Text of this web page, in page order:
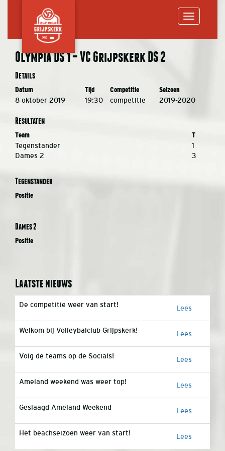
Olympia DS 1 – VC Grijpskerk DS 2
Details
Datum Tijd Competitie Seizoen
8 oktober 2019 19:30 competitie 2019-2020
Resultaten
Team T
Tegenstander
1
Dames 2
3
Tegenstander
Positie
Dames 2
Positie
Laatste nieuws
De competitie weer van start! Lees
Welkom bij Volleybalclub Grijpskerk! Lees
Volg de teams op de Socials! Lees
Ameland weekend was weer top! Lees
Geslaagd Ameland Weekend Lees
Het beachseizoen weer van start! Lees